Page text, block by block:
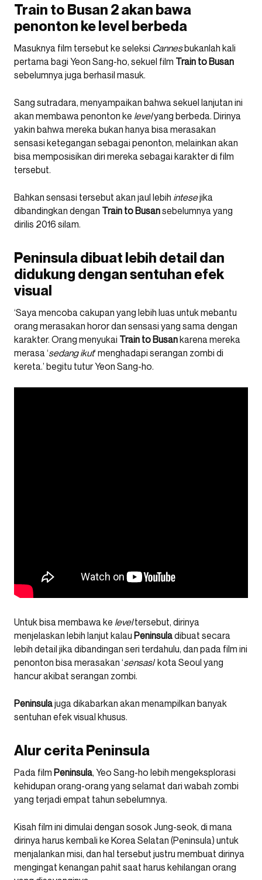
Train to Busan 2 akan bawa
penonton ke level berbeda
Masuknya film tersebut ke seleksi Cannesbukanlah kali
pertama bagi Yeon Sang-ho, sekuel film Train to Busan
sebelumnya juga berhasil masuk.
Sang sutradara, menyampaikan bahwa sekuel lanjutan ini
akan membawa penonton ke levelyang berbeda. Dirinya
yakin bahwa mereka bukan hanya bisa merasakan
sensasi ketegangan sebagai penonton, melainkan akan
bisa memposisikan diri mereka sebagai karakter di film
tersebut.
Bahkan sensasi tersebut akan jaul lebih intesejika
dibandingkan dengan Train to Busansebelumnya yang
dirilis 2016 silam.
Peninsula dibuat lebih detail dan
didukung dengan sentuhan efek
visual
‘Saya mencoba cakupan yang lebih luas untuk mebantu
orang merasakan horor dan sensasi yang sama dengan
karakter. Orang menyukai Train to Busankarena mereka
merasa ‘sedang ikut‘ menghadapi serangan zombi di
kereta.’ begitu tutur Yeon Sang-ho.
Untuk bisa membawa ke leveltersebut, dirinya
menjelaskan lebih lanjut kalau Peninsuladibuat secara
lebih detail jika dibandingan seri terdahulu, dan pada film ini
penonton bisa merasakan ‘sensasi‘ kota Seoul yang
hancur akibat serangan zombi.
Peninsulajuga dikabarkan akan menampilkan banyak
sentuhan efek visual khusus.
Alur cerita Peninsula
Pada film Peninsula, Yeo Sang-ho lebih mengeksplorasi
kehidupan orang-orang yang selamat dari wabah zombi
yang terjadi empat tahun sebelumnya.
Kisah film ini dimulai dengan sosok Jung-seok, di mana
dirinya harus kembali ke Korea Selatan (Peninsula) untuk
menjalankan misi, dan hal tersebut justru membuat dirinya
mengingat kenangan pahit saat harus kehilangan orang